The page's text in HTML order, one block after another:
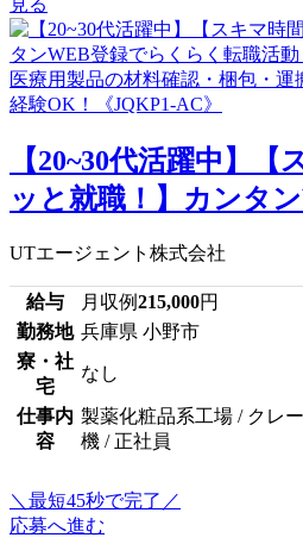
【20~30代活躍中】
ッと就職！】カンタ
UTエージェント株式会社
給与 月収例215,000円
勤務地 兵庫県 小野市
寮・社
宅
なし
仕事内
容
製薬化粧品系工場 / クレ
機 / 正社員
＼最短45秒で完了／
応募へ進む